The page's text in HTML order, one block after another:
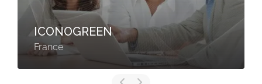
ICONOGREEN
France